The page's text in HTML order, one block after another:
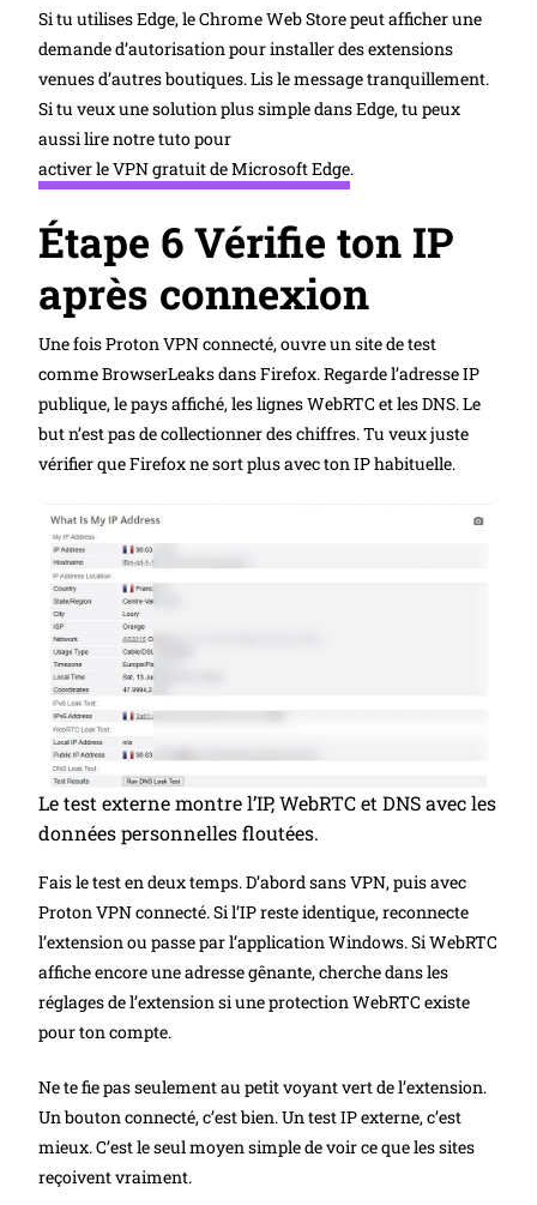
Si tu utilises Edge, le Chrome Web Store peut afficher une
demande d’autorisation pour installer des extensions
venues d’autres boutiques. Lis le message tranquillement.
Si tu veux une solution plus simple dans Edge, tu peux
aussi lire notre tuto pour
activer le VPN gratuit de Microsoft Edge.
Étape 6 Vérifie ton IP
après connexion
Une fois Proton VPN connecté, ouvre un site de test
comme BrowserLeaks dans Firefox. Regarde l’adresse IP
publique, le pays affiché, les lignes WebRTC et les DNS. Le
but n’est pas de collectionner des chiffres. Tu veux juste
vérifier que Firefox ne sort plus avec ton IP habituelle.
Le test externe montre l’IP, WebRTC et DNS avec les
données personnelles floutées.
Fais le test en deux temps. D’abord sans VPN, puis avec
Proton VPN connecté. Si l’IP reste identique, reconnecte
l’extension ou passe par l’application Windows. Si WebRTC
affiche encore une adresse gênante, cherche dans les
réglages de l’extension si une protection WebRTC existe
pour ton compte.
Ne te fie pas seulement au petit voyant vert de l’extension.
Un bouton connecté, c’est bien. Un test IP externe, c’est
mieux. C’est le seul moyen simple de voir ce que les sites
reçoivent vraiment.